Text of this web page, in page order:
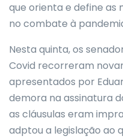
que orienta e define as
no combate à
Nesta quinta, os
Covid recorreram
apresentados por
demora na assinatura
as cláusulas eram
adptou a legislação ao